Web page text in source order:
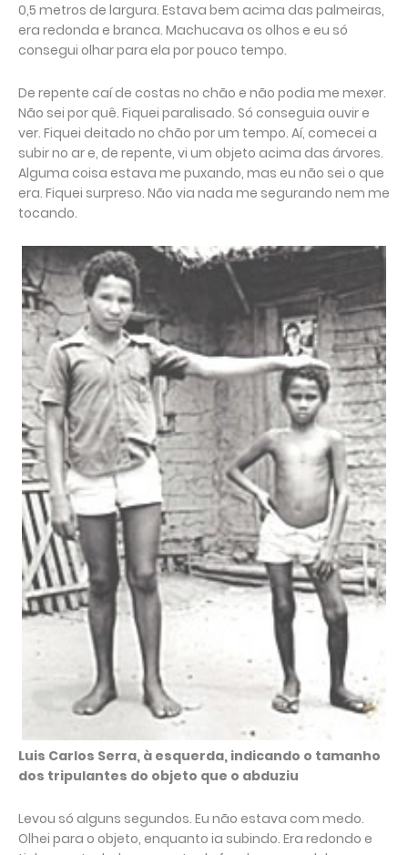
0,5 metros de largura. Estava bem acima das palmeiras,
era redonda e branca. Machucava os olhos e eu só
consegui olhar para ela por pouco tempo.
De repente caí de costas no chão e não podia me mexer.
Não sei por quê. Fiquei paralisado. Só conseguia ouvir e
ver. Fiquei deitado no chão por um tempo. Aí, comecei a
subir no ar e, de repente, vi um objeto acima das árvores.
Alguma coisa estava me puxando, mas eu não sei o que
era. Fiquei surpreso. Não via nada me segurando nem me
tocando.
Luis Carlos Serra, à esquerda, indicando o tamanho
dos tripulantes do objeto que o abduziu
Levou só alguns segundos. Eu não estava com medo.
Olhei para o objeto, enquanto ia subindo. Era redondo e